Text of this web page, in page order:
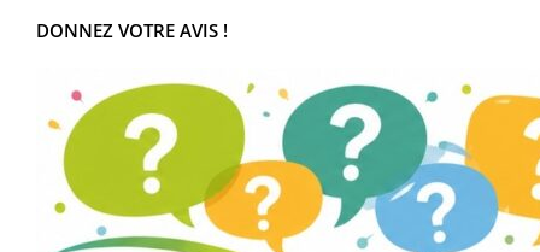
DONNEZ VOTRE AVIS !